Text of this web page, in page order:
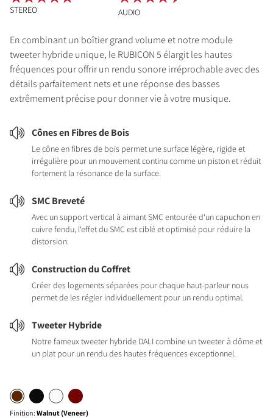
En combinant un boîtier grand volume et notre module
tweeter hybride unique, le RUBICON 5 élargit les hautes
fréquences pour offrir un rendu sonore irréprochable avec des
détails parfaitement nets et une réponse des basses
extrêmement précise pour donner vie à votre musique.
Cônes en Fibres de Bois
Le cône en fibres de bois permet une surface légère, rigide et
irrégulière pour un mouvement continu comme un piston et réduit
fortement la résonance de la surface.
SMC Breveté
Avec un support vertical à aimant SMC entourée d‘un capuchon en
cuivre fendu, l‘effet du SMC est ciblé et optimisé pour réduire la
distorsion.
Construction du Coffret
Créer des logements séparées pour chaque haut-parleur nous
permet de les régler individuellement pour un rendu optimal.
Tweeter Hybride
Notre fameux tweeter hybride DALI combine un tweeter à dôme et
un plat pour un rendu des hautes fréquences exceptionnel.
Finition: Walnut (Veneer)
STEREO AUDIO